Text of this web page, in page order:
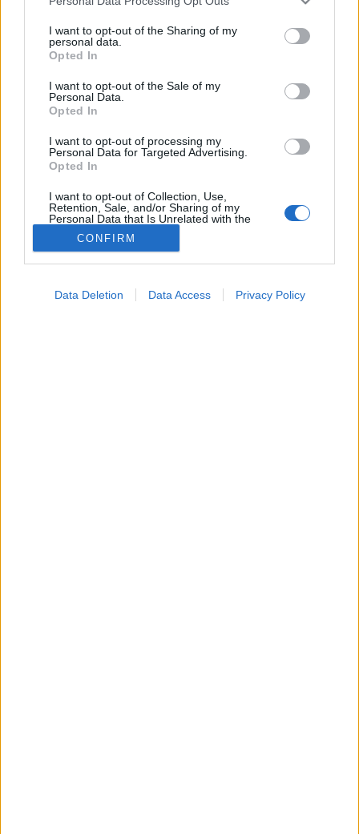
not limited to your visit or usage behaviour. You may click to
grant or deny consent to Google and its third-party tags to
use your data for below specified purposes in below Google
consent section.
I want to opt-out of the Sharing of my
personal data.
Opted In
I want to opt-out of the Sale of my
Personal Data.
Opted In
I want to opt-out of processing my
Personal Data for Targeted Advertising.
Opted In
I want to opt-out of Collection, Use,
Retention, Sale, and/or Sharing of my
Personal Data that Is Unrelated with the
Purposes for which it was collected.
Opted Out
CONFIRM
Data Deletion Data Access Privacy Policy